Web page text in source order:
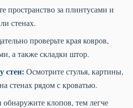
пространство за плинтусами и
стенах.
проверьте края ковров,
а также складки штор.
стен: Осмотрите стулья, картины,
стенах рядом с кроватью.
клопов, тем легче